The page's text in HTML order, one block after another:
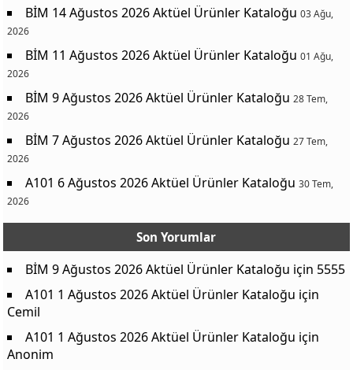
BİM 14 Ağustos 2026 Aktüel Ürünler Kataloğu 03 Ağu,
2026
BİM 11 Ağustos 2026 Aktüel Ürünler Kataloğu 01 Ağu,
2026
BİM 9 Ağustos 2026 Aktüel Ürünler Kataloğu 28 Tem,
2026
BİM 7 Ağustos 2026 Aktüel Ürünler Kataloğu 27 Tem,
2026
A101 6 Ağustos 2026 Aktüel Ürünler Kataloğu 30 Tem,
2026
Son Yorumlar
BİM 9 Ağustos 2026 Aktüel Ürünler Kataloğu için 5555
A101 1 Ağustos 2026 Aktüel Ürünler Kataloğu için
Cemil
A101 1 Ağustos 2026 Aktüel Ürünler Kataloğu için
Anonim